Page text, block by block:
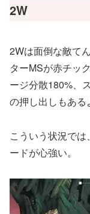
2W
2Wは面倒な敵て
ターMSが赤チッ
ージ分散180%、
の押し出しもある
こういう状況で
ードが心強い。